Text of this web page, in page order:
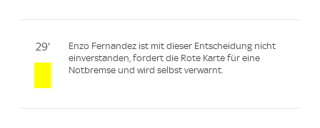
29'
Enzo Fernandez ist mit dieser Entscheidung nicht
einverstanden, fordert die Rote Karte für eine
Notbremse und wird selbst verwarnt.